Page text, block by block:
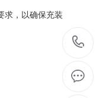
求，以确保充装